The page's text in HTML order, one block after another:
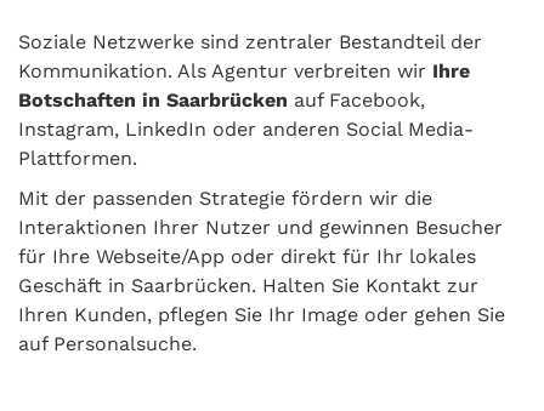
Soziale Netzwerke sind zentraler Bestandteil der
Kommunikation. Als Agentur verbreiten wir Ihre
Botschaften in Saarbrücken auf Facebook,
Instagram, LinkedIn oder anderen Social Media-
Plattformen.
Mit der passenden Strategie fördern wir die
Interaktionen Ihrer Nutzer und gewinnen Besucher
für Ihre Webseite/App oder direkt für Ihr lokales
Geschäft in Saarbrücken. Halten Sie Kontakt zur
Ihren Kunden, pflegen Sie Ihr Image oder gehen Sie
auf Personalsuche.